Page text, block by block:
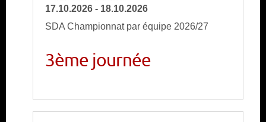
17.10.2026 - 18.10.2026
SDA Championnat par équipe 2026/27
3ème journée